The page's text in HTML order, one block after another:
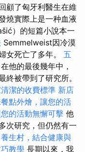
顧了匈牙利醫生在維
燒實際上是一种血液
）的短篇小說本一
Semmelweist因冷漠
女死亡了多年。 五
他的最後幾年中，
終被帶到了研究所。
潔的收費標準 新店
點外燴，讓您的活
的活動無懈可擊 他
次研究，但仍然有一
養生村，結合健康與
教學 長期以來，我